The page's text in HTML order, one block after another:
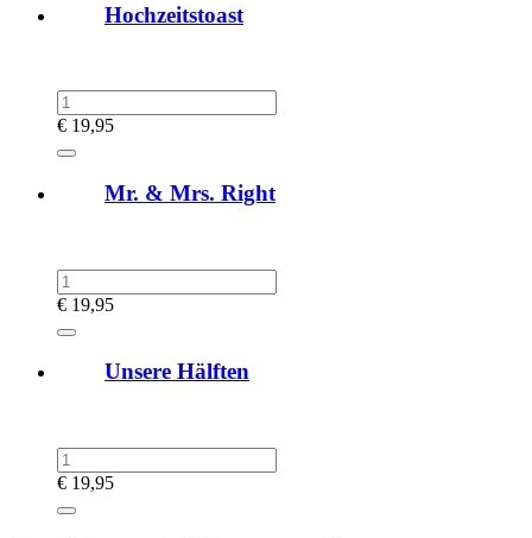
Hochzeitstoast
€ 19,95
Mr. & Mrs. Right
€ 19,95
Unsere Hälften
€ 19,95